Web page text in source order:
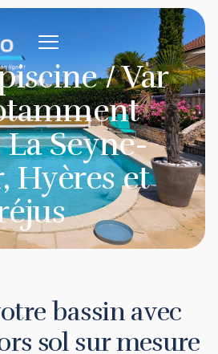
/ Var
Seyne-
Hyères et
bassin avec
sol sur mesure